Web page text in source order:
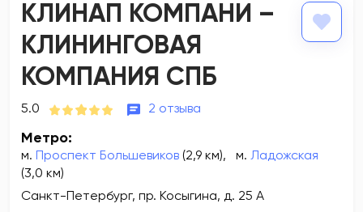
КЛИНАП КОМПАНИ –
КЛИНИНГОВАЯ
КОМПАНИЯ СПБ
5.0 2 отзыва
Метро:
м. Проспект Большевиков (2,9 км), м. Ладожская
(3,0 км)
Санкт-Петербург, пр. Косыгина, д. 25 А